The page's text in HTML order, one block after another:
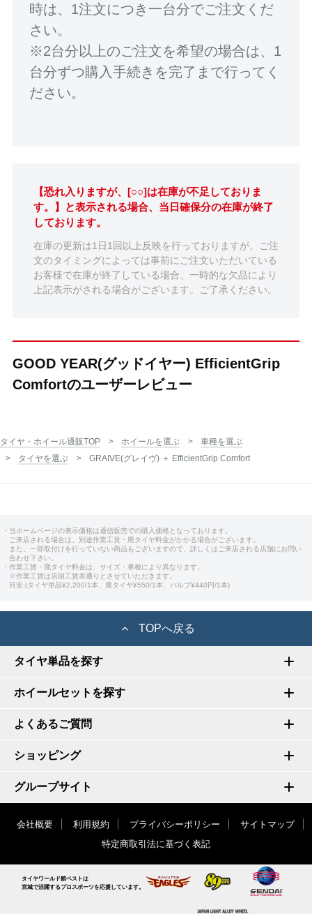
時は、1注文につき一台分でご注文くだ
さい。
※2台分以上のご注文を希望の場合は、1
台分ずつ購入手続きを完了まで行ってく
ださい。
【恐れ入りますが、[○○]は在庫が不足しておりま
す。】と表示される場合、当日確保分の在庫が終了
しております。
在庫の更新は1日1回以上反映を行っておりますが、ご注
文のタイミングによっては事前にご注文いただいている
お客様で在庫が終了している場合、一時的な欠品により
上記表示がされる場合がございます。ご了承ください。
GOOD YEAR(グッドイヤー) EfficientGrip
Comfortのユーザーレビュー
タイヤ・ホイール通販TOP ホイールを選ぶ
車種を選ぶ
タイヤを選ぶ
GRAIVE(グレイヴ) ＋ EfficientGrip Comfort
・当ホームページの表示価格は通信販売での購入価格となっております。
ご来店される場合は、別途作業工賃・廃タイヤ料金がかかる場合がございます。
また、一部取付けを行っていない商品もございますので、詳しくはご来店される店舗にお問い
合わせ下さい。
・作業工賃・廃タイヤ料金は、サイズ・車種により異なります。
※作業工賃は店頭工賃表通りとさせていただきます。
目安:(タイヤ単品¥2,200/1本、廃タイヤ¥550/1本、バルブ¥440円/1本)
TOPへ戻る
タイヤ単品を探す
ホイールセットを探す
よくあるご質問
ショッピング
グループサイト
会社概要 利用規約 プライバシーポリシー
サイトマップ
特定商取引法に基づく表記
タイヤワールド館ベストは
宮城で活躍するプロスポーツを応援しています。